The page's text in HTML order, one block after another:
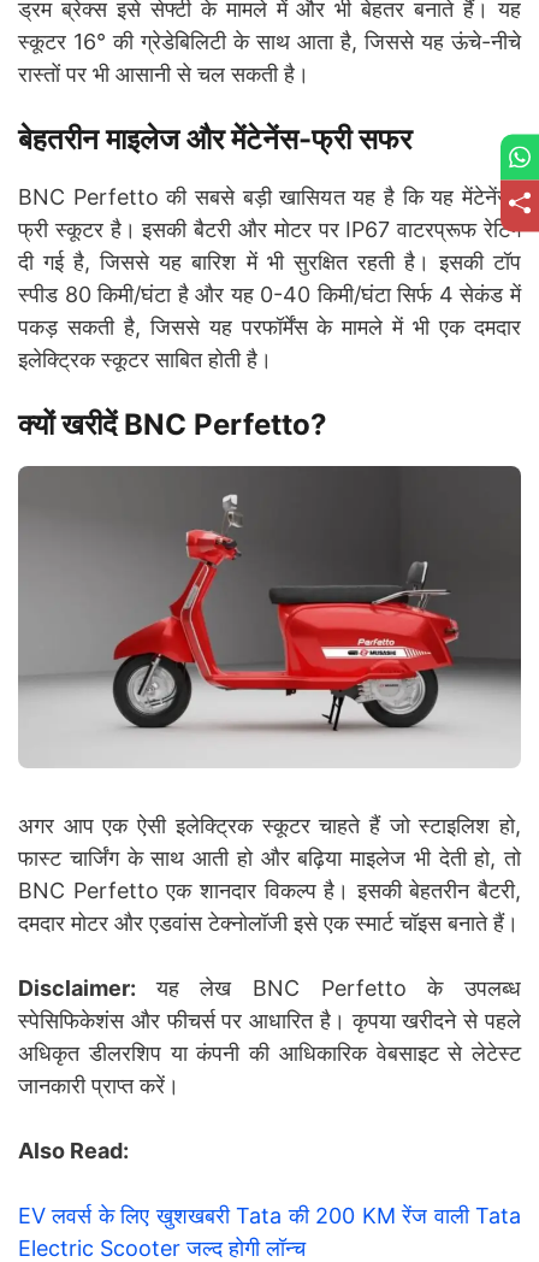
ड्रम ब्रेक्स इसे सेफ्टी के मामले में और भी बेहतर बनाते हैं। यह
स्कूटर 16° की ग्रेडेबिलिटी के साथ आता है, जिससे यह ऊंचे-नीचे
रास्तों पर भी आसानी से चल सकती है।
बेहतरीन माइलेज और मेंटेनेंस-फ्री सफर
BNC Perfetto की सबसे बड़ी खासियत यह है कि यह मेंटेनेंस-
फ्री स्कूटर है। इसकी बैटरी और मोटर पर IP67 वाटरप्रूफ रेटिंग
दी गई है, जिससे यह बारिश में भी सुरक्षित रहती है। इसकी टॉप
स्पीड 80 किमी/घंटा है और यह 0-40 किमी/घंटा सिर्फ 4 सेकंड में
पकड़ सकती है, जिससे यह परफॉर्मेंस के मामले में भी एक दमदार
इलेक्ट्रिक स्कूटर साबित होती है।
क्यों खरीदें BNC Perfetto?
अगर आप एक ऐसी इलेक्ट्रिक स्कूटर चाहते हैं जो स्टाइलिश हो,
फास्ट चार्जिंग के साथ आती हो और बढ़िया माइलेज भी देती हो, तो
BNC Perfetto एक शानदार विकल्प है। इसकी बेहतरीन बैटरी,
दमदार मोटर और एडवांस टेक्नोलॉजी इसे एक स्मार्ट चॉइस बनाते हैं।
Disclaimer:यह लेख BNC Perfetto के उपलब्ध
स्पेसिफिकेशंस और फीचर्स पर आधारित है। कृपया खरीदने से पहले
अधिकृत डीलरशिप या कंपनी की आधिकारिक वेबसाइट से लेटेस्ट
जानकारी प्राप्त करें।
Also Read:
EV लवर्स के लिए खुशखबरी Tata की 200 KM रेंज वाली Tata
Electric Scooter जल्द होगी लॉन्च